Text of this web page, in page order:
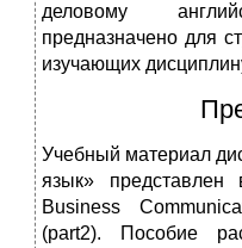
деловому
предназначено для
изучающих
Учебный материал
язык»
Business
(part2). Пособие